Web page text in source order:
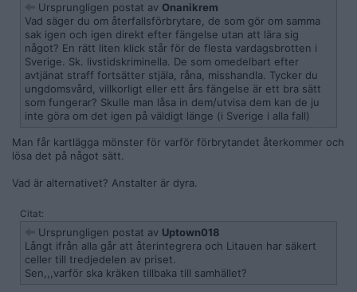
Ursprungligen postat av Onanikrem
Vad säger du om återfallsförbrytare, de som gör om samma
sak igen och igen direkt efter fängelse utan att lära sig
något? En rätt liten klick står för de flesta vardagsbrotten i
Sverige. Sk. livstidskriminella. De som omedelbart efter
avtjänat straff fortsätter stjäla, råna, misshandla. Tycker du
ungdomsvård, villkorligt eller ett års fängelse är ett bra sätt
som fungerar? Skulle man låsa in dem/utvisa dem kan de ju
inte göra om det igen på väldigt länge (i Sverige i alla fall)
Man får kartlägga mönster för varför förbrytandet återkommer och
lösa det på något sätt.
Vad är alternativet? Anstalter är dyra.
Citat:
Ursprungligen postat av Uptown018
Långt ifrån alla går att återintegrera och Litauen har säkert
celler till tredjedelen av priset.
Sen,,,varför ska kräken tillbaka till samhället?